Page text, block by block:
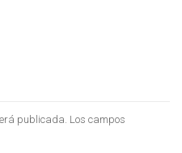
publicada. Los campos